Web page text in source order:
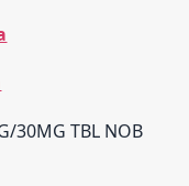
30MG TBL NOB